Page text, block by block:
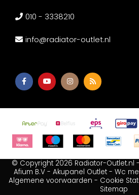
010 - 3338210
info@radiator-outlet.nl
© Copyright 2026 Radiator-Outlet.nl
Afium B.V - Akupanel Outlet - Wc
Algemene voorwaarden - Cookie
Sitemap